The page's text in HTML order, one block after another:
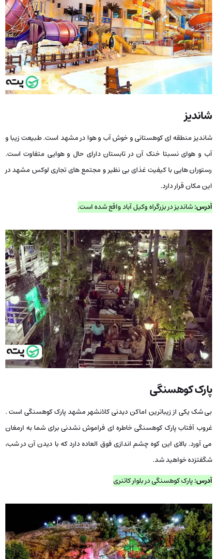
شاندیز
شاندیز منطقه ای کوهستانی و خوش آب و هوا در مشهد است. طبیعت زیبا و
آب و هوای نسبتا خنک آن در تابستان دارای حال و هوایی متفاوت است.
رستوران هایی با کیفیت غذای بی نظیر و مجتمع های تجاری لوکس مشهد در
این مکان قرار دارد.
آدرس:شاندیز در بزرگراه وکیل آباد واقع شده است.
پارک کوهسنگی
بی شک یکی از زیباترین اماکن دیدنی کلانشهر مشهد پارک کوهسنگی است .
غروب آفتاب پارک کوهسنگی خاطره ای فراموش نشدنی برای شما به ارمغان
می آورد. بالای این کوه چشم اندازی فوق العاده دارد که با دیدن آن در شب،
شگفت­زده خواهید شد.
آدرس:پارک کوهسنگی در بلوار کاتنری